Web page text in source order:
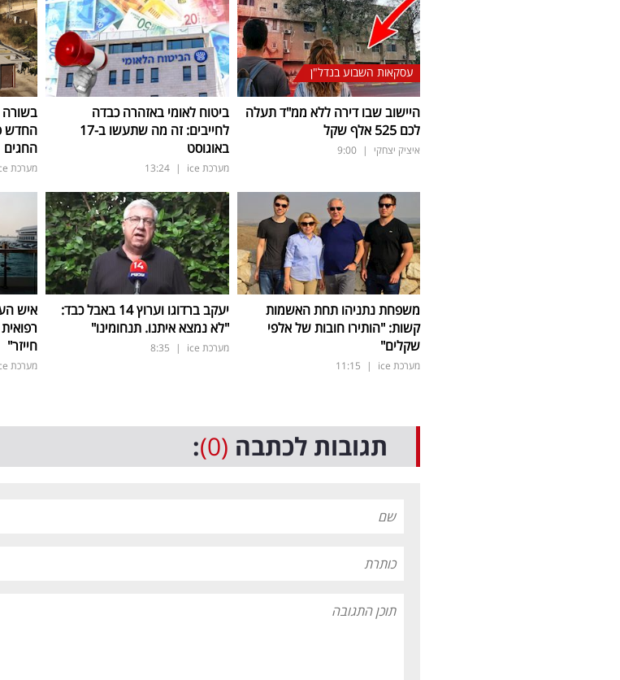
עסקאות השבוע בנדל"ן
היישוב שבו דירה ללא ממ"ד תעלה
לכם 525 אלף שקל
איציק יצחקי |
9:00
ביטוח לאומי באזהרה כבדה
לחייבים: זה מה שתעשו ב-17
באוגוסט
מערכת ice |
13:24
בשורה
החדש
החגים
מערכת ice
משפחת נתניהו תחת האשמות
קשות: "הותירו חובות של אלפי
שקלים"
מערכת ice |
11:15
יעקב ברדוגו וערוץ 14 באבל כבד:
"לא נמצא איתנו. תנחומינו"
מערכת ice |
8:35
איש
חייזר"
מערכת ice
תגובות לכתבה (0)
: